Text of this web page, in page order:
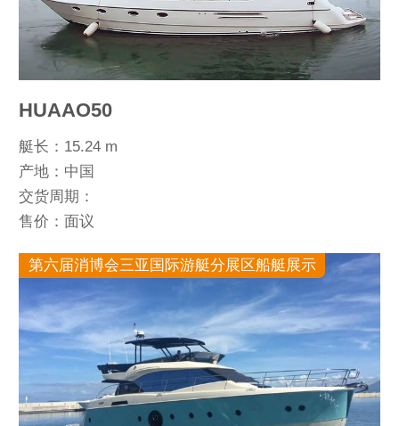
HUAAO50
艇长：15.24 m
产地：中国
交货周期：
售价：面议
第六届消博会三亚国际游艇分展区船艇展示